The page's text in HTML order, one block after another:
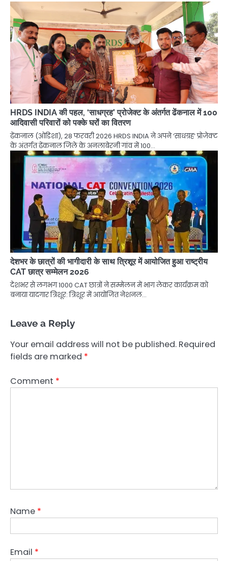
HRDS INDIA की पहल, ‘साधग्रह’ प्रोजेक्ट के अंतर्गत ढेंकनाल में 100
आदिवासी परिवारों को पक्के घरों का वितरण
ढेंकनाल (ओडिशा), 28 फरवरी 2026 HRDS INDIA ने अपने ‘साधग्रह’ प्रोजेक्ट
के अंतर्गत ढेंकनाल जिले के अनलाबेरनी गांव में 100…
देशभर के छात्रों की भागीदारी के साथ त्रिशूर में आयोजित हुआ राष्ट्रीय
CAT छात्र सम्मेलन 2026
देशभर से लगभग 1000 CAT छात्रों ने सम्मेलन में भाग लेकर कार्यक्रम को
बनाया यादगार त्रिशूर: त्रिशूर में आयोजित नेशनल…
Leave a Reply
Your email address will not be published. Required
fields are marked *
Comment *
Name *
Email *